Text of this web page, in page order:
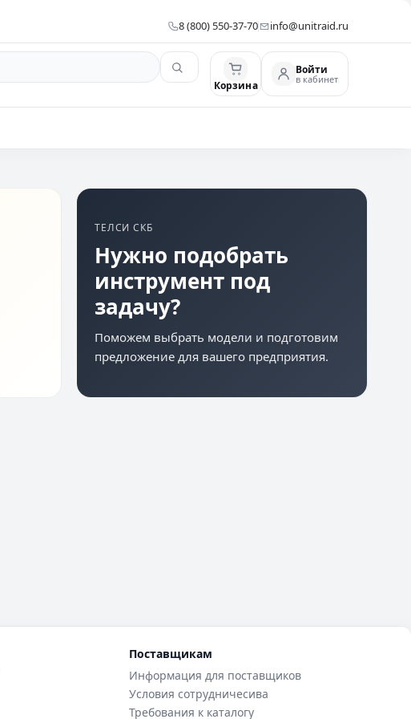
8 (800) 550-37-70 info@unitraid.ru
Корзина
Войти
в кабинет
ТЕЛСИ СКБ
Нужно подобрать
инструмент под
задачу?
Поможем выбрать модели и подготовим
предложение для вашего предприятия.
Поставщикам
Информация для поставщиков
Условия сотрудничесива
Требования к каталогу